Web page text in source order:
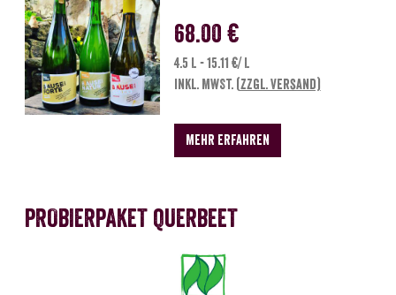
68.00 €
4.5 L - 15.11 €/ L
inkl. MwSt. (zzgl. Versand)
MEHR ERFAHREN
PROBIERPAKET QUERBEET